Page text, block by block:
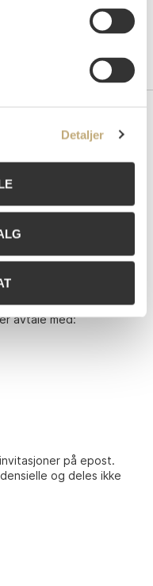
Detaljer
avtale med:
på epost.
og deles ikke